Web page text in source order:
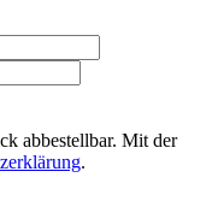
abbestellbar. Mit der
.